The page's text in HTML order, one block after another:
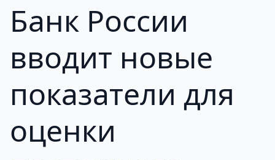
Банк России
вводит новые
показатели для
оценки